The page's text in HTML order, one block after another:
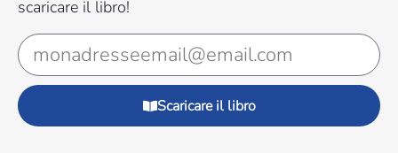
scaricare il libro!
Scaricare il libro